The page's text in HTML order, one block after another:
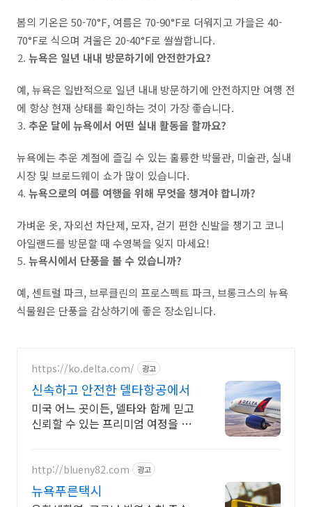
봄의 기온은 50-70°F, 여름은 70-90°F로 더워지고 가을은 40-
70°F로 식으며 겨울은 20-40°F로 쌀쌀합니다.
뉴욕은 일년 내내 방문하기에 안전한가요?
예, 뉴욕은 일반적으로 일년 내내 방문하기에 안전하지만 여행 전
에 항상 현재 상태를 확인하는 것이 가장 좋습니다.
추운 달에 뉴욕에서 어떤 실내 활동을 할까요?
뉴욕에는 추운 계절에 즐길 수 있는 훌륭한 박물관, 미술관, 실내
시장 및 브로드웨이 쇼가 많이 있습니다.
뉴욕으로의 여름 여행을 위해 무엇을 챙겨야 합니까?
가벼운 옷, 자외선 차단제, 모자, 걷기 편한 신발을 챙기고 코니
아일랜드를 방문할 때 수영복을 잊지 마세요!
뉴욕시에서 단풍을 볼 수 있습니까?
예, 센트럴 파크, 브루클린의 프로스펙트 파크, 브롱크스의 뉴욕
식물원은 단풍을 감상하기에 좋은 장소입니다.
https://ko.delta.com/ 광고
신속하고 안전한 델타항공에서
미국 어느 곳이든, 델타와 함께 믿고
신뢰할 수 있는 프리미엄 여정을 시
http://blueny82.com 광고
뉴욕푸른택시